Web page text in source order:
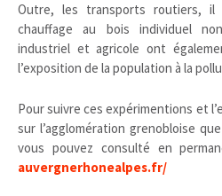
Outre, les transports routiers,
chauffage au bois individuel
industriel et agricole ont
l’exposition de la population à la
Pour suivre ces expérimentions et
sur l’agglomération grenobloise
vous pouvez consulté en
auvergnerhonealpes.fr/